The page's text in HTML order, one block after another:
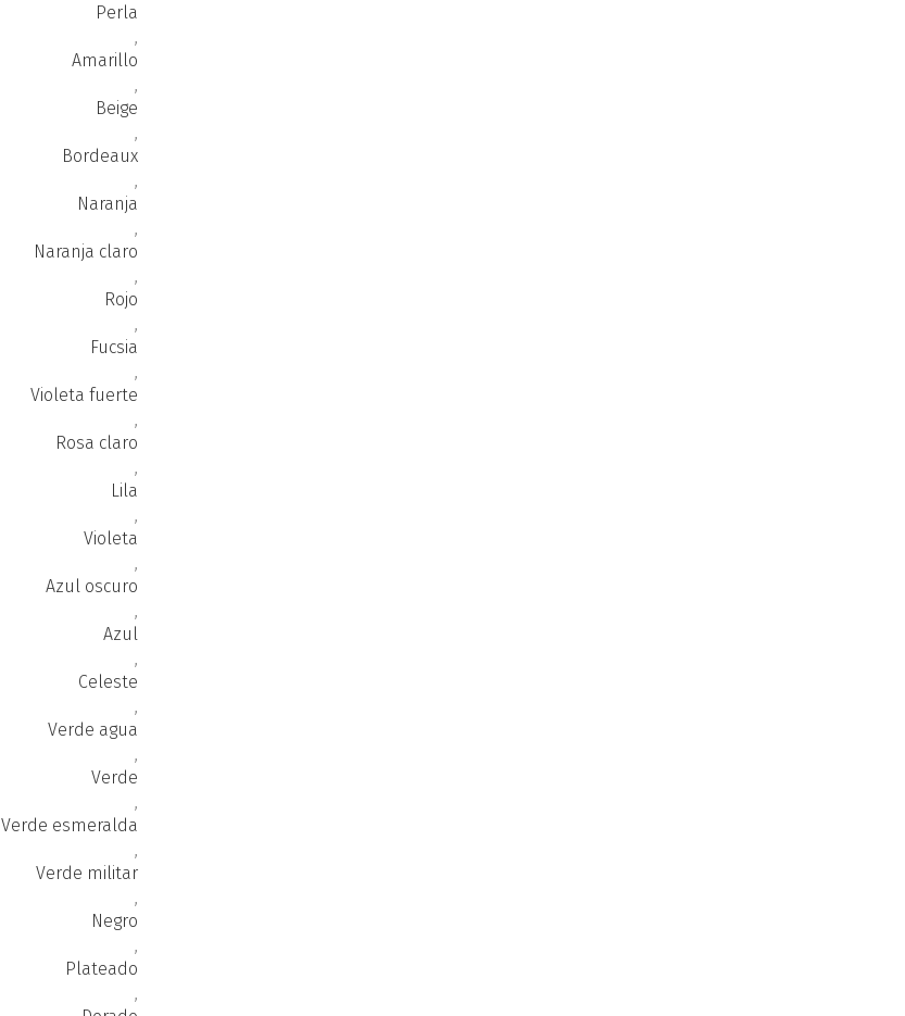
Perla
,
Amarillo
,
Beige
,
Bordeaux
,
Naranja
,
Naranja claro
,
Rojo
,
Fucsia
,
Violeta fuerte
,
Rosa claro
,
Lila
,
Violeta
,
Azul oscuro
,
Azul
,
Celeste
,
Verde agua
,
Verde
,
Verde esmeralda
,
Verde militar
,
Negro
,
Plateado
,